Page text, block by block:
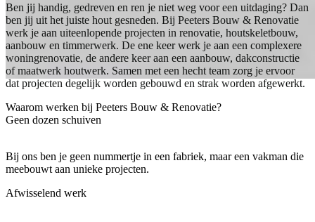
Ben jij handig, gedreven en ren je niet weg voor een uitdaging? Dan
ben jij uit het juiste hout gesneden. Bij Peeters Bouw & Renovatie
werk je aan uiteenlopende projecten in renovatie, houtskeletbouw,
aanbouw en timmerwerk. De ene keer werk je aan een complexere
woningrenovatie, de andere keer aan een aanbouw, dakconstructie
of maatwerk houtwerk. Samen met een hecht team zorg je ervoor
dat projecten degelijk worden gebouwd en strak worden afgewerkt.
Waarom werken bij Peeters Bouw & Renovatie?
Geen dozen schuiven
Bij ons ben je geen nummertje in een fabriek, maar een vakman die
meebouwt aan unieke projecten.
Afwisselend werk